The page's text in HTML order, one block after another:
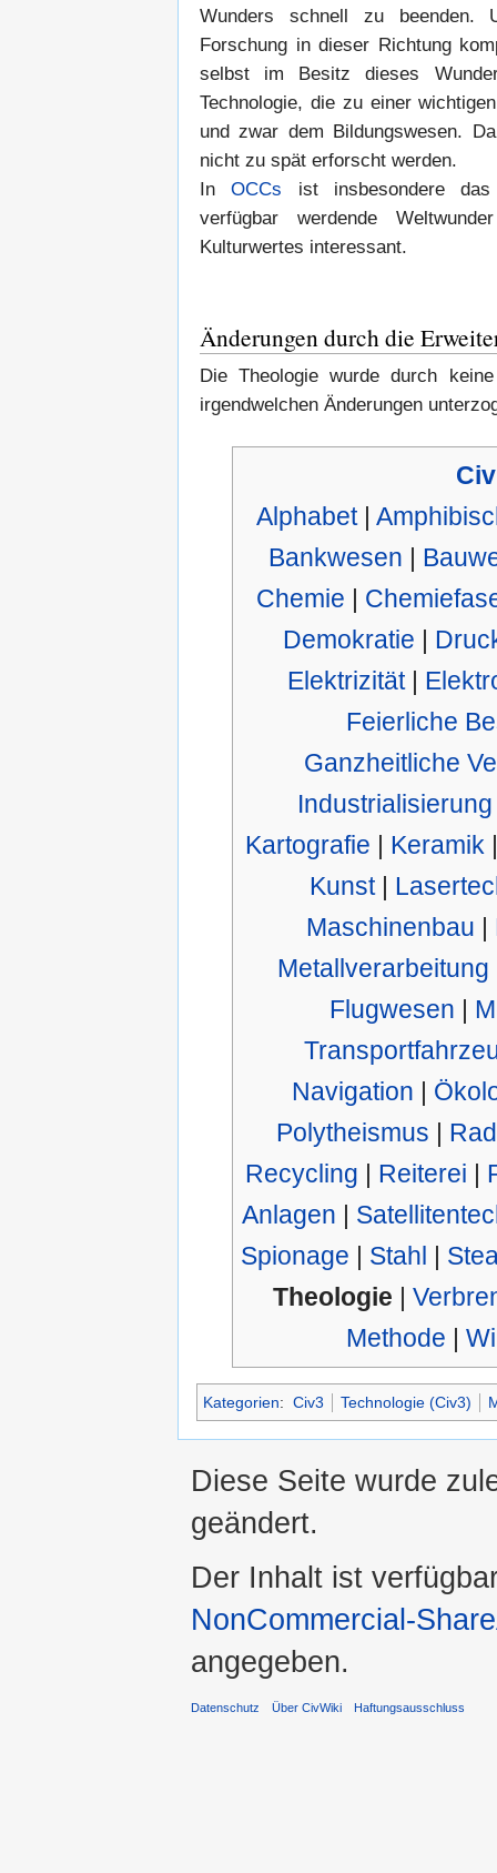
Wunders schnell zu beenden.
Forschung in dieser Richtung
selbst im Besitz dieses
Technologie, die zu einer
und zwar dem Bildungswesen.
nicht zu spät erforscht werden.
InOCCs ist insbesondere das
verfügbar werdende
Kulturwertes interessant.
Änderungen durch die
Die Theologie wurde durch
irgendwelchen Änderungen
Alphabet|
Bankwesen |
Chemie |
Demokratie |
Elektrizität|
Feierliche
Ganzheitliche
Industrialisierung
Kartografie | Keramik
Kunst|
Maschinenbau |
Metallverarbeitung
Flugwesen |
Navigation |
Polytheismus | Rad
Recycling | Reiterei |
Anlagen |
Spionage | Stahl |
Theologie |
Methode |
Kategorien: Civ3 Technologie (Civ3)
Diese Seite wurde
geändert.
Der Inhalt ist
NonCommercial-
angegeben.
Datenschutz Über CivWiki Haftungsausschluss